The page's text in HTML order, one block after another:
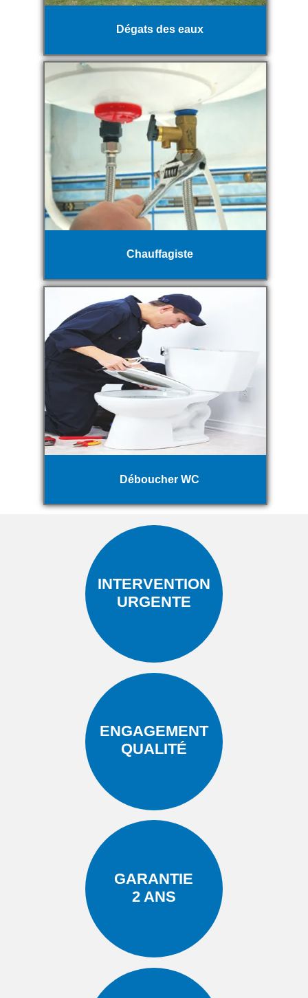
Dégats des eaux
Chauffagiste
Déboucher WC
INTERVENTION
URGENTE
ENGAGEMENT
QUALITÉ
GARANTIE
2 ANS